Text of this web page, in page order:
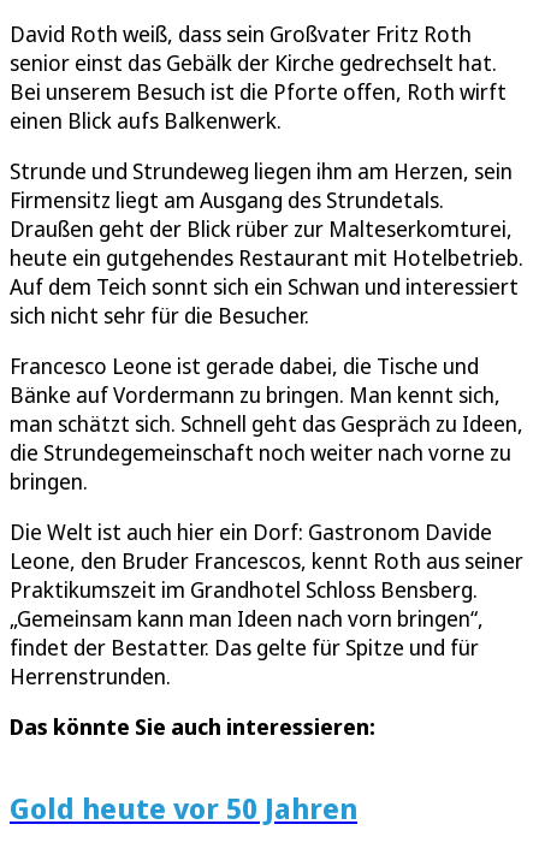
David Roth weiß, dass sein Großvater Fritz Roth
senior einst das Gebälk der Kirche gedrechselt hat.
Bei unserem Besuch ist die Pforte offen, Roth wirft
einen Blick aufs Balkenwerk.
Strunde und Strundeweg liegen ihm am Herzen, sein
Firmensitz liegt am Ausgang des Strundetals.
Draußen geht der Blick rüber zur Malteserkomturei,
heute ein gutgehendes Restaurant mit Hotelbetrieb.
Auf dem Teich sonnt sich ein Schwan und interessiert
sich nicht sehr für die Besucher.
Francesco Leone ist gerade dabei, die Tische und
Bänke auf Vordermann zu bringen. Man kennt sich,
man schätzt sich. Schnell geht das Gespräch zu Ideen,
die Strundegemeinschaft noch weiter nach vorne zu
bringen.
Die Welt ist auch hier ein Dorf: Gastronom Davide
Leone, den Bruder Francescos, kennt Roth aus seiner
Praktikumszeit im Grandhotel Schloss Bensberg.
„Gemeinsam kann man Ideen nach vorn bringen“,
findet der Bestatter. Das gelte für Spitze und für
Herrenstrunden.
Das könnte Sie auch interessieren:
Gold heute vor 50 Jahren